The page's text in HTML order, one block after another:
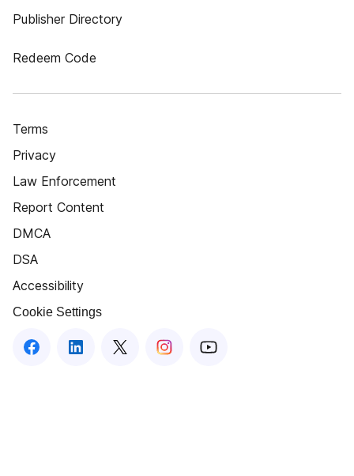
Publisher Directory
Redeem Code
Terms
Privacy
Law Enforcement
Report Content
DMCA
DSA
Accessibility
Cookie Settings